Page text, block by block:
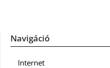
Navigáció
Internet